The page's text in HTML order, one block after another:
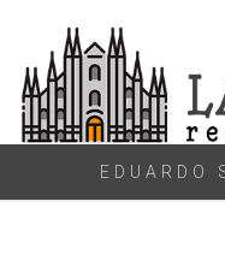
content
EDUARDO